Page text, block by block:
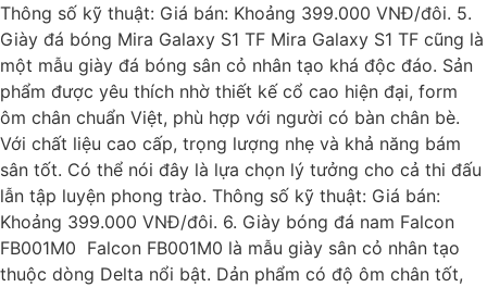
Thông số kỹ thuật: Giá bán: Khoảng 399.000 VNĐ/đôi. 5.
Giày đá bóng Mira Galaxy S1 TF Mira Galaxy S1 TF cũng là
một mẫu giày đá bóng sân cỏ nhân tạo khá độc đáo. Sản
phẩm được yêu thích nhờ thiết kế cổ cao hiện đại, form
ôm chân chuẩn Việt, phù hợp với người có bàn chân bè.
Với chất liệu cao cấp, trọng lượng nhẹ và khả năng bám
sân tốt. Có thể nói đây là lựa chọn lý tưởng cho cả thi đấu
lẫn tập luyện phong trào. Thông số kỹ thuật: Giá bán:
Khoảng 399.000 VNĐ/đôi. 6. Giày bóng đá nam Falcon
FB001M0 Falcon FB001M0 là mẫu giày sân cỏ nhân tạo
thuộc dòng Delta nổi bật. Dản phẩm có độ ôm chân tốt,